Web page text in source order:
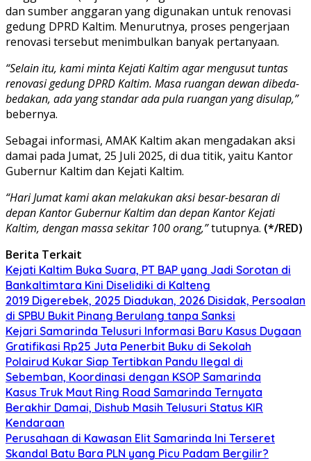
dan sumber anggaran yang digunakan untuk renovasi
gedung DPRD Kaltim. Menurutnya, proses pengerjaan
renovasi tersebut menimbulkan banyak pertanyaan.
“Selain itu, kami minta Kejati Kaltim agar mengusut tuntas
renovasi gedung DPRD Kaltim. Masa ruangan dewan dibeda-
bedakan, ada yang standar ada pula ruangan yang disulap,”
bebernya.
Sebagai informasi, AMAK Kaltim akan mengadakan aksi
damai pada Jumat, 25 Juli 2025, di dua titik, yaitu Kantor
Gubernur Kaltim dan Kejati Kaltim.
“Hari Jumat kami akan melakukan aksi besar-besaran di
depan Kantor Gubernur Kaltim dan depan Kantor Kejati
Kaltim, dengan massa sekitar 100 orang,”tutupnya. (*/RED)
Berita Terkait
Kejati Kaltim Buka Suara, PT BAP yang Jadi Sorotan di
Bankaltimtara Kini Diselidiki di Kalteng
2019 Digerebek, 2025 Diadukan, 2026 Disidak, Persoalan
di SPBU Bukit Pinang Berulang tanpa Sanksi
Kejari Samarinda Telusuri Informasi Baru Kasus Dugaan
Gratifikasi Rp25 Juta Penerbit Buku di Sekolah
Polairud Kukar Siap Tertibkan Pandu Ilegal di
Sebemban, Koordinasi dengan KSOP Samarinda
Kasus Truk Maut Ring Road Samarinda Ternyata
Berakhir Damai, Dishub Masih Telusuri Status KIR
Kendaraan
Perusahaan di Kawasan Elit Samarinda Ini Terseret
Skandal Batu Bara PLN yang Picu Padam Bergilir?